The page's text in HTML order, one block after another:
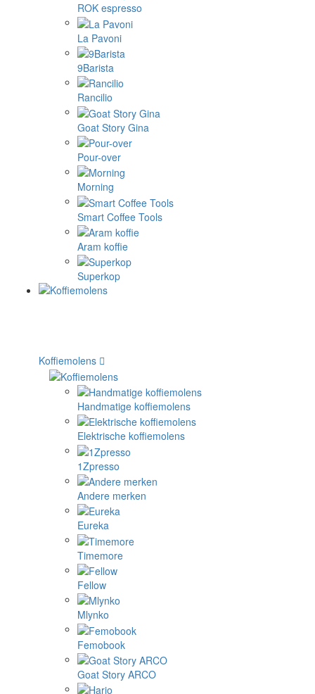
ROK espresso
La Pavoni
9Barista
Rancilio
Goat Story Gina
Pour-over
Morning
Smart Coffee Tools
Aram koffie
Superkop
Koffiemolens
Handmatige koffiemolens
Elektrische koffiemolens
1Zpresso
Andere merken
Eureka
Timemore
Fellow
Mlynko
Femobook
Goat Story ARCO